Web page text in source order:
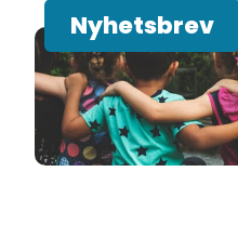
Nyhetsbrev